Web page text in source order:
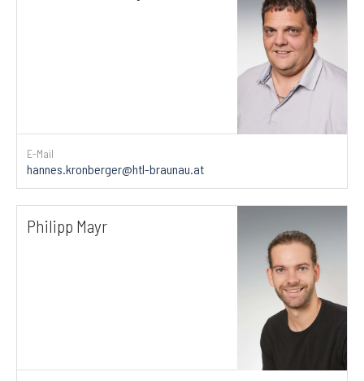
E-Mail
hannes.kronberger@htl-braunau.at
Philipp Mayr